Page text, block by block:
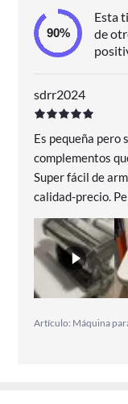
Esta
de
sdrr2024
Es pequeña pero
complementos
Super fácil de
calidad-precio.